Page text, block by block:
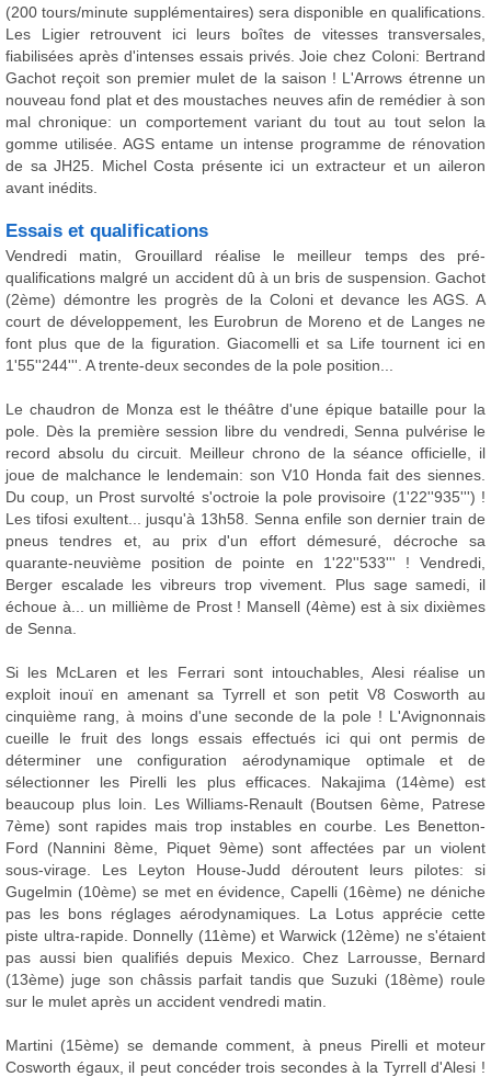
(200 tours/minute supplémentaires) sera disponible en qualifications.
Les Ligier retrouvent ici leurs boîtes de vitesses transversales,
fiabilisées après d'intenses essais privés. Joie chez Coloni: Bertrand
Gachot reçoit son premier mulet de la saison ! L'Arrows étrenne un
nouveau fond plat et des moustaches neuves afin de remédier à son
mal chronique: un comportement variant du tout au tout selon la
gomme utilisée. AGS entame un intense programme de rénovation
de sa JH25. Michel Costa présente ici un extracteur et un aileron
avant inédits.
Essais et qualifications
Vendredi matin, Grouillard réalise le meilleur temps des pré-
qualifications malgré un accident dû à un bris de suspension. Gachot
(2ème) démontre les progrès de la Coloni et devance les AGS. A
court de développement, les Eurobrun de Moreno et de Langes ne
font plus que de la figuration. Giacomelli et sa Life tournent ici en
1'55''244'''. A trente-deux secondes de la pole position...
Le chaudron de Monza est le théâtre d'une épique bataille pour la
pole. Dès la première session libre du vendredi, Senna pulvérise le
record absolu du circuit. Meilleur chrono de la séance officielle, il
joue de malchance le lendemain: son V10 Honda fait des siennes.
Du coup, un Prost survolté s'octroie la pole provisoire (1'22''935''') !
Les tifosi exultent... jusqu'à 13h58. Senna enfile son dernier train de
pneus tendres et, au prix d'un effort démesuré, décroche sa
quarante-neuvième position de pointe en 1'22''533''' ! Vendredi,
Berger escalade les vibreurs trop vivement. Plus sage samedi, il
échoue à... un millième de Prost ! Mansell (4ème) est à six dixièmes
de Senna.
Si les McLaren et les Ferrari sont intouchables, Alesi réalise un
exploit inouï en amenant sa Tyrrell et son petit V8 Cosworth au
cinquième rang, à moins d'une seconde de la pole ! L'Avignonnais
cueille le fruit des longs essais effectués ici qui ont permis de
déterminer une configuration aérodynamique optimale et de
sélectionner les Pirelli les plus efficaces. Nakajima (14ème) est
beaucoup plus loin. Les Williams-Renault (Boutsen 6ème, Patrese
7ème) sont rapides mais trop instables en courbe. Les Benetton-
Ford (Nannini 8ème, Piquet 9ème) sont affectées par un violent
sous-virage. Les Leyton House-Judd déroutent leurs pilotes: si
Gugelmin (10ème) se met en évidence, Capelli (16ème) ne déniche
pas les bons réglages aérodynamiques. La Lotus apprécie cette
piste ultra-rapide. Donnelly (11ème) et Warwick (12ème) ne s'étaient
pas aussi bien qualifiés depuis Mexico. Chez Larrousse, Bernard
(13ème) juge son châssis parfait tandis que Suzuki (18ème) roule
sur le mulet après un accident vendredi matin.
Martini (15ème) se demande comment, à pneus Pirelli et moteur
Cosworth égaux, il peut concéder trois secondes à la Tyrrell d'Alesi !